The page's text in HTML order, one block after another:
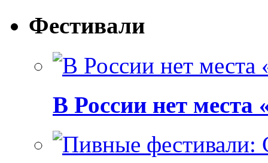
Фестивали
В России нет места